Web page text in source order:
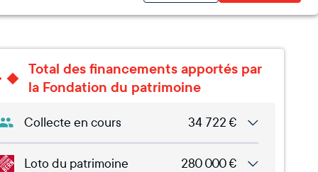
Total des financements apportés par
la Fondation du patrimoine
Collecte en cours 34 722 €
Loto du patrimoine 280 000€